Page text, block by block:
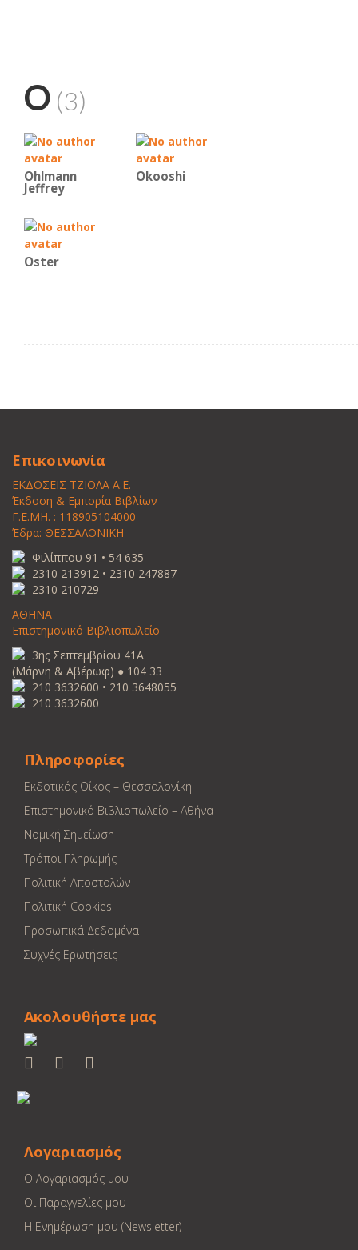
O (3)
Ohlmann
Jeffrey
Okooshi
Oster
Επικοινωνία
ΕΚΔΟΣΕΙΣ ΤΖΙΟΛΑ Α.Ε.
Έκδοση & Εμπορία Βιβλίων
Γ.Ε.ΜΗ. : 118905104000
Έδρα: ΘΕΣΣΑΛΟΝΙΚΗ
Φιλίππου 91 • 54 635
2310 213912 • 2310 247887
2310 210729
ΑΘΗΝΑ
Επιστημονικό Βιβλιοπωλείο
3ης Σεπτεμβρίου 41Α
(Μάρνη & Αβέρωφ) ● 104 33
210 3632600 • 210 3648055
210 3632600
Πληροφορίες
Εκδοτικός Οίκος – Θεσσαλονίκη
Επιστημονικό Βιβλιοπωλείο – Αθήνα
Νομική Σημείωση
Τρόποι Πληρωμής
Πολιτική Αποστολών
Πολιτική Cookies
Προσωπικά Δεδομένα
Συχνές Ερωτήσεις
Ακολουθήστε μας
Λογαριασμός
Ο Λογαριασμός μου
Οι Παραγγελίες μου
Η Ενημέρωση μου (Newsletter)